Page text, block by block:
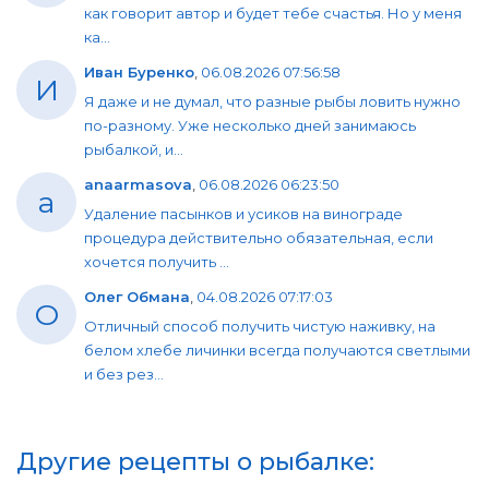
как говорит автор и будет тебе счастья. Но у меня
ка...
И Иван Буренко 06.08.2026 07:56:58
Я даже и не думал, что разные рыбы ловить нужно
по-разному. Уже несколько дней занимаюсь
рыбалкой, и...
a anaarmasova 06.08.2026 06:23:50
Удаление пасынков и усиков на винограде
процедура действительно обязательная, если
хочется получить ...
О Олег Обмана 04.08.2026 07:17:03
Отличный способ получить чистую наживку, на
белом хлебе личинки всегда получаются светлыми
и без рез...
Другие рецепты о рыбалке: